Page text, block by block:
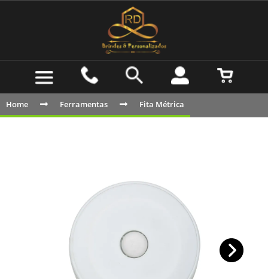
Home Ferramentas Fita Métrica